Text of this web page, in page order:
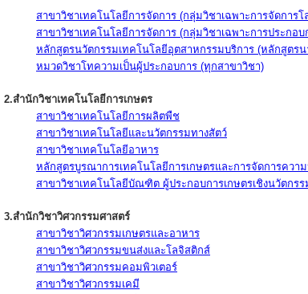
สาขาวิชาเทคโนโลยีการจัดการ (กลุ่มวิชาเฉพาะการจัดการ
สาขาวิชาเทคโนโลยีการจัดการ (กลุ่มวิชาเฉพาะการประกอบ
หลักสูตรนวัตกรรมเทคโนโลยีอุตสาหกรรมบริการ (หลักสูตร
หมวดวิชาโทความเป็นผู้ประกอบการ (ทุกสาขาวิชา)
2.สำนักวิชาเทคโนโลยีการเกษตร
สาขาวิชาเทคโนโลยีการผลิตพืช
สาขาวิชาเทคโนโลยีและนวัตกรรมทางสัตว์
สาขาวิชาเทคโนโลยีอาหาร
หลักสูตรบูรณาการเทคโนโลยีการเกษตรและการจัดการคว
สาขาวิชาเทคโนโลยีบัณฑิต ผู้ประกอบการเกษตรเชิงนวัตกร
3.สำนักวิชาวิศวกรรมศาสตร์
สาขาวิชาวิศวกรรมเกษตรและอาหาร
สาขาวิชาวิศวกรรมขนส่งและโลจิสติกส์
สาขาวิชาวิศวกรรมคอมพิวเตอร์
สาขาวิชาวิศวกรรมเคมี